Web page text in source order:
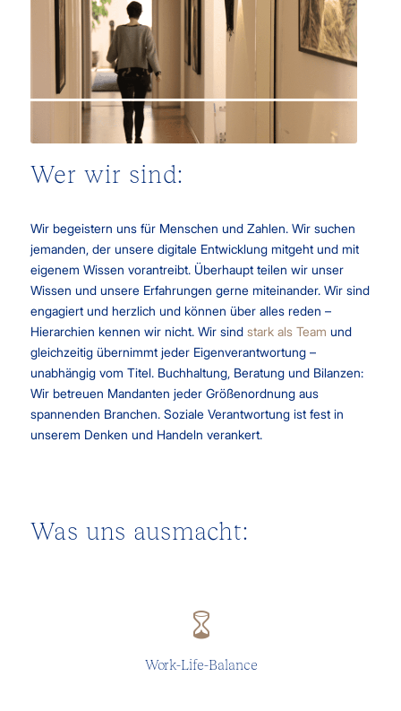
Wer wir sind:
Wir begeistern uns für Menschen und Zahlen. Wir suchen
jemanden, der unsere digitale Entwicklung mitgeht und mit
eigenem Wissen vorantreibt. Überhaupt teilen wir unser
Wissen und unsere Erfahrungen gerne miteinander. Wir sind
engagiert und herzlich und können über alles reden –
Hierarchien kennen wir nicht. Wir sind stark als Team und
gleichzeitig übernimmt jeder Eigenverantwortung –
unabhängig vom Titel. Buchhaltung, Beratung und Bilanzen:
Wir betreuen Mandanten jeder Größenordnung aus
spannenden Branchen. Soziale Verantwortung ist fest in
unserem Denken und Handeln verankert.
Was uns ausmacht:
Work-Life-Balance
Gleitzeit (flexibler Freitag) und Home-Office-